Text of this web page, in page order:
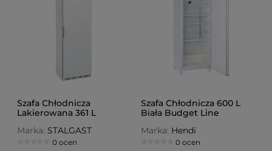
Szafa Chłodnicza
Lakierowana 361 L
Marka: STALGAST
0 ocen
Szafa Chłodnicza 600 L
Biała Budget Line
Marka: Hendi
0 ocen